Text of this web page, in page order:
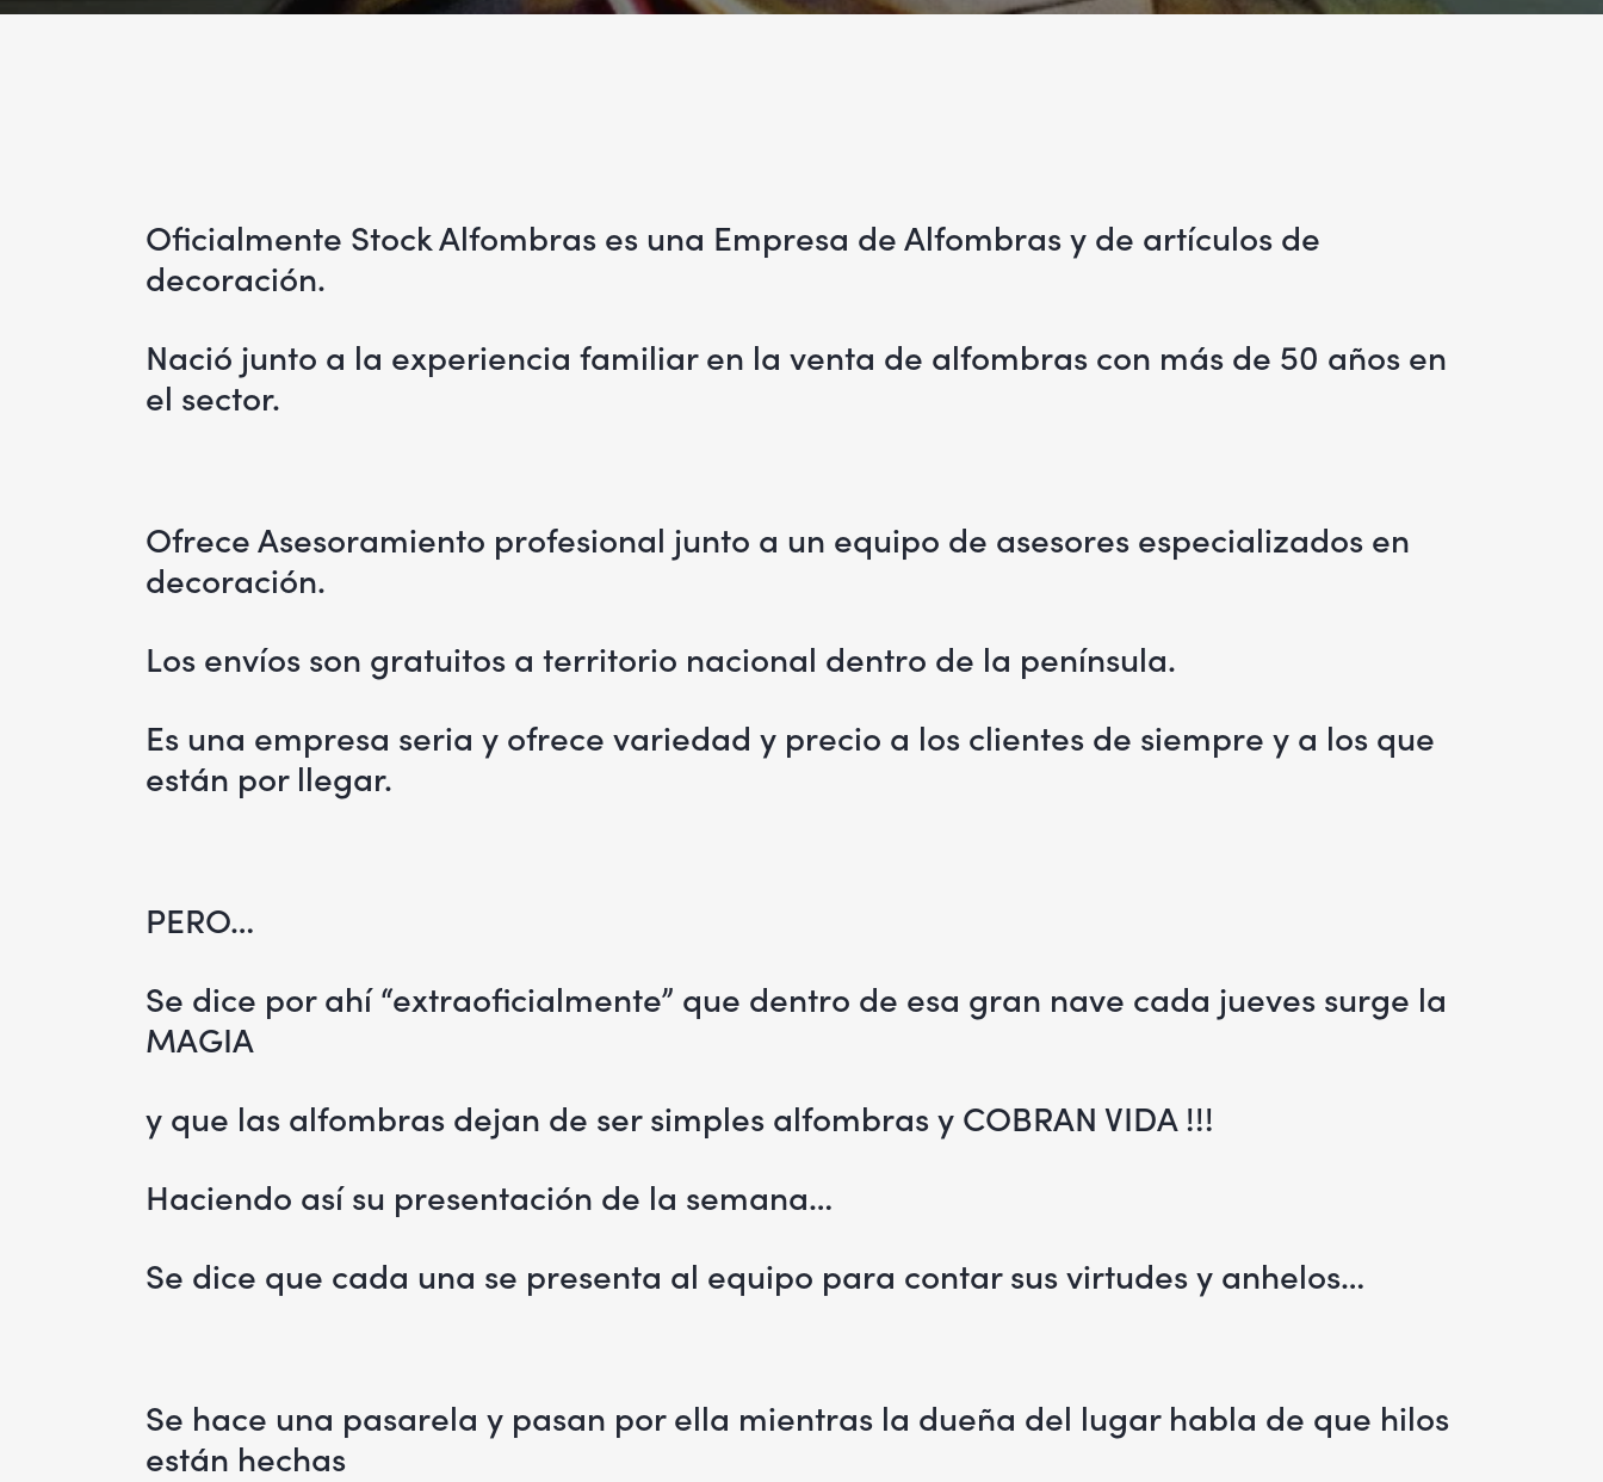
Oficialmente Stock Alfombras es una Empresa de Alfombras y de artículos de
decoración.
Nació junto a la experiencia familiar en la venta de alfombras con más de 50 años en
el sector.
Ofrece Asesoramiento profesional junto a un equipo de asesores especializados en
decoración.
Los envíos son gratuitos a territorio nacional dentro de la península.
Es una empresa seria y ofrece variedad y precio a los clientes de siempre y a los que
están por llegar.
PERO…
Se dice por ahí “extraoficialmente” que dentro de esa gran nave cada jueves surge la
MAGIA
y que las alfombras dejan de ser simples alfombras y COBRAN VIDA !!!
Haciendo así su presentación de la semana…
Se dice que cada una se presenta al equipo para contar sus virtudes y anhelos…
Se hace una pasarela y pasan por ella mientras la dueña del lugar habla de que hilos
están hechas